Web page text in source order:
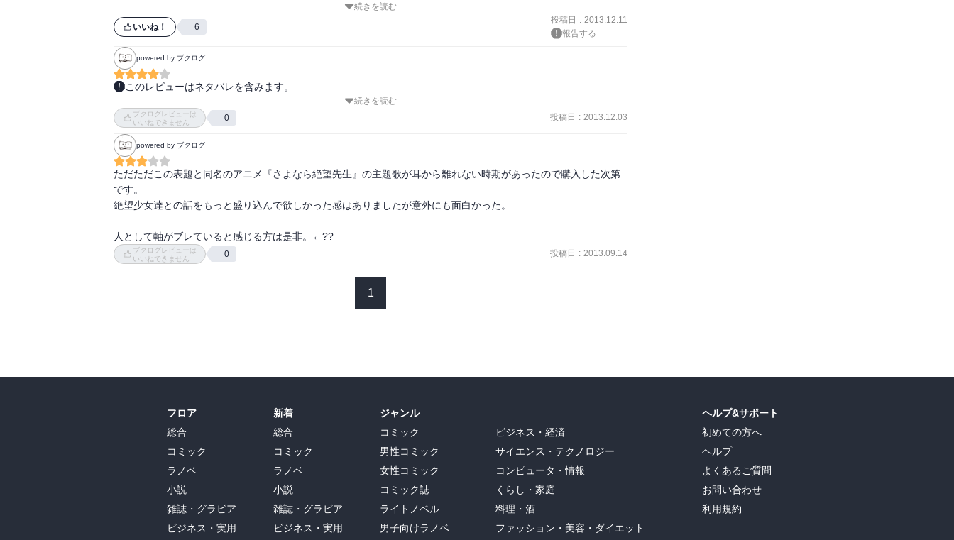
……ああ、勿論後進ミュージシャンのために為になる事も書いてます。事務所に搾取された体験談とか、親がライ
ブに来た時は関係者席のセンターには座らせるなとか。
個人的には、ちょうど執筆時期が筋少復活や絶望少女隊（「さよなら絶望先生」アニメ時の声優ユニット）活動時
期とかぶっていたため、異色キャラな声優の小林ゆうのエピソードが収録されており、そのインパクトが強かった
ので、そればかり脳裏に焼き付いてしまいましたが。
まぁ具体的に何があったかは読んだ人のお楽しみ、という事でご容赦を。
続きを読む
いいね！ 6
投稿日 : 2013.12.11
報告する
powered by ブクログ
このレビューはネタバレを含みます。
なんつーか、面白いと感じるポイント、
例えば文章の中でのノリツッコミのタイミングだったり
言葉の選び方だったりが
すごく近いのかな、と思ったりした。
笑える話があったと思えば
印税やらなにやらミュージシャンの収入についての苦言があったり
そして最後に収録された『KERA』のエッセイを読んで
ほっこりしつつ、それでいて泣きたくなるような不思議な気分になった。
続きを読む
ブクログレビューは
いいねできません
0 投稿日 : 2013.12.03
powered by ブクログ
ただただこの表題と同名のアニメ『さよなら絶望先生』の主題歌が耳から離れない時期があったので購入した次第
です。
絶望少女達との話をもっと盛り込んで欲しかった感はありましたが意外にも面白かった。
人として軸がブレていると感じる方は是非。←??
ブクログレビューは
いいねできません
0 投稿日 : 2013.09.14
1
フロア
総合
コミック
ラノベ
小説
雑誌・グラビア
ビジネス・実用
新着
総合
コミック
ラノベ
小説
雑誌・グラビア
ビジネス・実用
ジャンル
コミック
男性コミック
女性コミック
コミック誌
ライトノベル
男子向けラノベ
ビジネス・経済
サイエンス・テクノロジー
コンピュータ・情報
くらし・家庭
料理・酒
ファッション・美容・ダイエット
ヘルプ&サポート
初めての方へ
ヘルプ
よくあるご質問
お問い合わせ
利用規約